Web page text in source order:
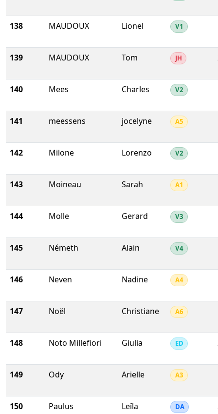
138 MAUDOUX Lionel V1
139 MAUDOUX Tom JH
140 Mees Charles V2
141 meessens jocelyne A5
142 Milone Lorenzo V2
143 Moineau Sarah A1
144 Molle Gerard V3
145 Németh Alain V4
146 Neven Nadine A4
147 Noël Christiane A6
148 Noto Millefiori Giulia ED
149 Ody Arielle A3
150 Paulus Leïla DA